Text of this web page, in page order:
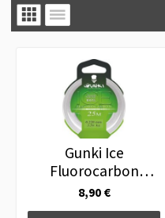
Gunki Ice
Fluorocarbon
0.22mm 3,58kg 25m
8,90 €